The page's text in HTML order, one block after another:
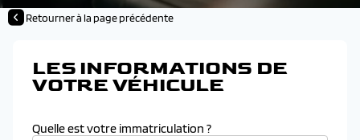
Retourner à la page précédente
LES INFORMATIONS DE
VOTRE VÉHICULE
Quelle est votre immatriculation ?